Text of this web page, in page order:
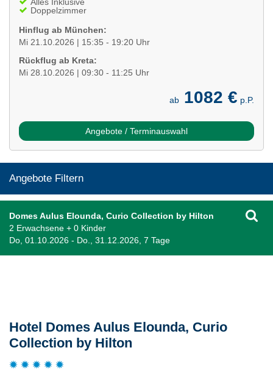
Doppelzimmer
Hinflug ab München:
Mi 21.10.2026 | 15:35 - 19:20 Uhr
Rückflug ab Kreta:
Mi 28.10.2026 | 09:30 - 11:25 Uhr
ab 1082 € p.P.
Angebote / Terminauswahl
Angebote Filtern
Domes Aulus Elounda, Curio Collection by Hilton
2 Erwachsene + 0 Kinder
Do, 01.10.2026 - Do., 31.12.2026, 7 Tage
Hotel Domes Aulus Elounda, Curio
Collection by Hilton